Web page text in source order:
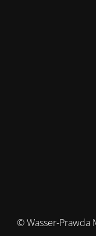
© Wasser-Prawda